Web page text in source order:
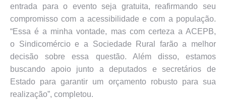
entrada para o evento seja gratuita, reafirmando seu
compromisso com a acessibilidade e com a população.
“Essa é a minha vontade, mas com certeza a ACEPB,
o Sindicomércio e a Sociedade Rural farão a melhor
decisão sobre essa questão. Além disso, estamos
buscando apoio junto a deputados e secretários de
Estado para garantir um orçamento robusto para sua
realização”, completou.